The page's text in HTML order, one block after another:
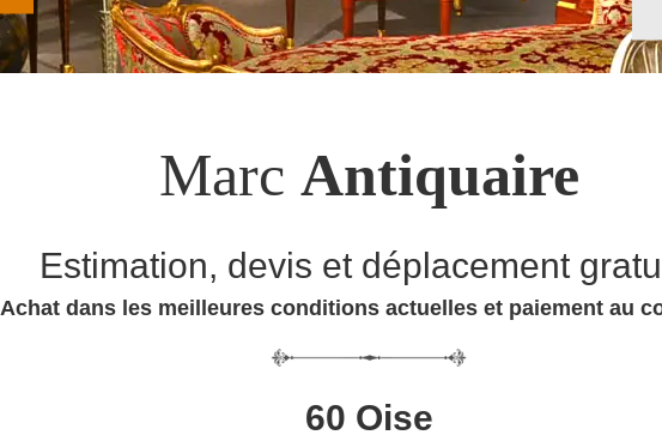
Marc Antiquaire
Estimation, devis et déplacement
Achat dans les meilleures conditions actuelles et paiement au
60 Oise